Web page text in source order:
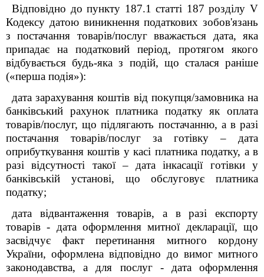
Відповідно до пункту 187.1 статті 187 розділу V
Кодексу датою виникнення податкових зобов'язань
з постачання товарів/послуг вважається дата, яка
припадає на податковий період, протягом якого
відбувається будь-яка з подій, що сталася раніше
(«перша подія»):
дата зарахування коштів від покупця/замовника на
банківський рахунок платника податку як оплата
товарів/послуг, що підлягають постачанню, а в разі
постачання товарів/послуг за готівку – дата
оприбуткування коштів у касі платника податку, а в
разі відсутності такої – дата інкасації готівки у
банківській установі, що обслуговує платника
податку;
дата відвантаження товарів, а в разі експорту
товарів - дата оформлення митної декларації, що
засвідчує факт перетинання митного кордону
України, оформлена відповідно до вимог митного
законодавства, а для послуг - дата оформлення